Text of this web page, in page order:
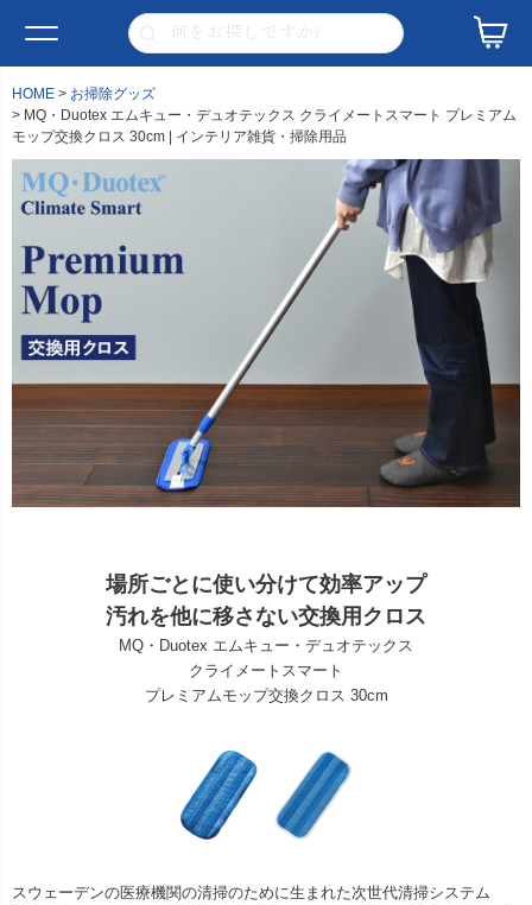
HOME
お掃除グッズ
MQ・Duotex エムキュー・デュオテックス クライメートスマート プレミアム
モップ交換クロス 30cm | インテリア雑貨・掃除用品
場所ごとに使い分けて効率アップ
汚れを他に移さない交換用クロス
MQ・Duotex エムキュー・デュオテックス
クライメートスマート
プレミアムモップ交換クロス 30cm
スウェーデンの医療機関の清掃のために生まれた次世代清掃システム